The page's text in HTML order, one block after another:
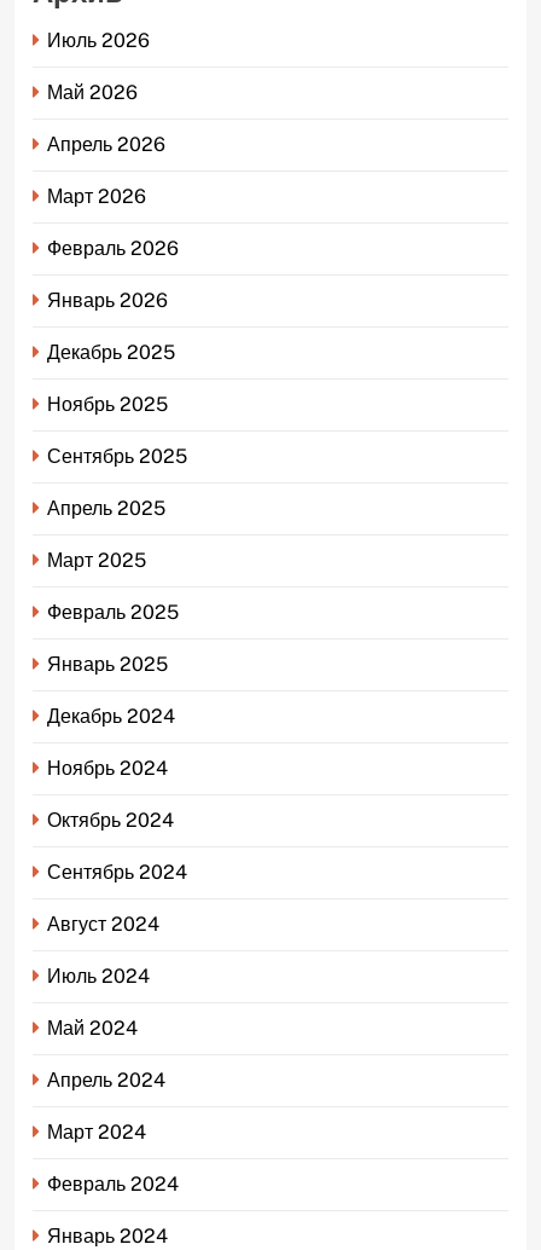
Июль 2026
Май 2026
Апрель 2026
Март 2026
Февраль 2026
Январь 2026
Декабрь 2025
Ноябрь 2025
Сентябрь 2025
Апрель 2025
Март 2025
Февраль 2025
Январь 2025
Декабрь 2024
Ноябрь 2024
Октябрь 2024
Сентябрь 2024
Август 2024
Июль 2024
Май 2024
Апрель 2024
Март 2024
Февраль 2024
Январь 2024